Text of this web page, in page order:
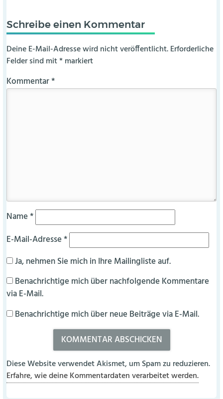
Schreibe einen Kommentar
Deine E-Mail-Adresse wird nicht veröffentlicht. Erforderliche
Felder sind mit*markiert
Kommentar*
Name*
E-Mail-Adresse*
Ja, nehmen Sie mich in Ihre Mailingliste auf.
Benachrichtige mich über nachfolgende Kommentare
via E-Mail.
Benachrichtige mich über neue Beiträge via E-Mail.
Diese Website verwendet Akismet, um Spam zu reduzieren.
Erfahre, wie deine Kommentardaten verarbeitet werden.